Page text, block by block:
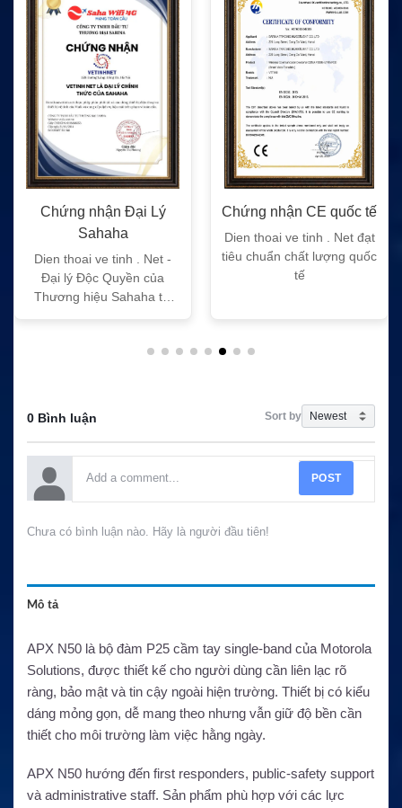
Chứng nhận Đại Lý
Sahaha
Dien thoai ve tinh . Net -
Đại lý Độc Quyền của
Thương hiệu Sahaha tại
Chứng nhận CE quốc tế
Dien thoai ve tinh . Net đạt
tiêu chuẩn chất lượng quốc
tế
0 Bình luận Sort by
POST
Chưa có bình luận nào. Hãy là người đầu tiên!
Mô tả
APX N50 là bộ đàm P25 cầm tay single-band của Motorola
Solutions, được thiết kế cho người dùng cần liên lạc rõ
ràng, bảo mật và tin cậy ngoài hiện trường. Thiết bị có kiểu
dáng mỏng gọn, dễ mang theo nhưng vẫn giữ độ bền cần
thiết cho môi trường làm việc hằng ngày.
APX N50 hướng đến first responders, public-safety support
và administrative staff. Sản phẩm phù hợp với các lực